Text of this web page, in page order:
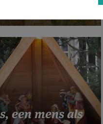
een mens als